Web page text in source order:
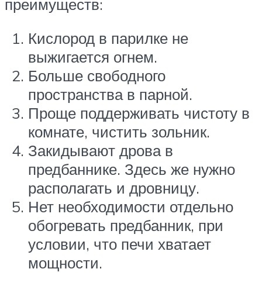
преимуществ:
Кислород в парилке не
выжигается огнем.
Больше свободного
пространства в парной.
Проще поддерживать чистоту в
комнате, чистить зольник.
Закидывают дрова в
предбаннике. Здесь же нужно
располагать и дровницу.
Нет необходимости отдельно
обогревать предбанник, при
условии, что печи хватает
мощности.